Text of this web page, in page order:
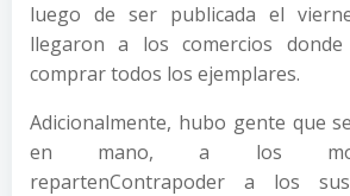
luego de ser publicada el
llegaron a los comercios
comprar todos los ejemplares.
Adicionalmente, hubo gente que
en mano, a los
repartenContrapoder a los